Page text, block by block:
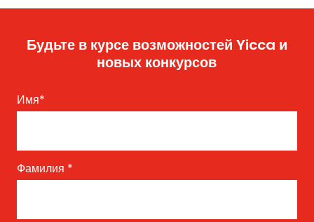
Будьте в курсе возможностей Yicca и
новых конкурсов
Имя*
Фамилия *